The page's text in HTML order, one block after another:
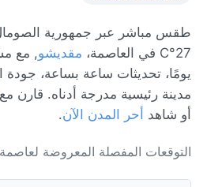
طقس مباشر عبر جمهورية الصومال
27°C في العاصمة،
مقديشو
يومًا، تحديثات ساعة بساعة،
مدينة رئيسية مدرجة أدناه. قارن مع
أو شاهد أحر المدن الآن.
التوقعات المفصلة المعروضة لعاصمة